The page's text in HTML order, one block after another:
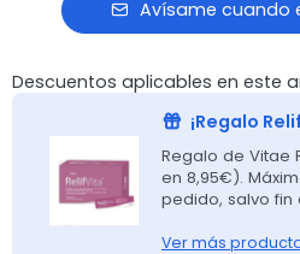
Avísame cuando
Descuentos aplicables en este
¡Regalo
Regalo de Vitae
en 8,95€).
pedido, salvo fin
Ver más